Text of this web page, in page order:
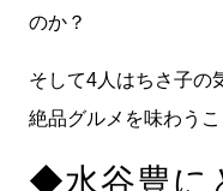
のか？
そして4人はちさ子の
絶品グルメを味わう
◆水谷豊に